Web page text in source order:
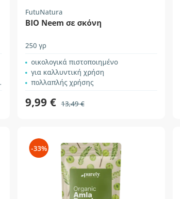
FutuNatura
ΒΙΟ Neem σε σκόνη
250 γρ
οικολογικά πιστοποιημένο
για καλλυντική χρήση
πολλαπλής χρήσης
9,99 € 13,49 €
-33%